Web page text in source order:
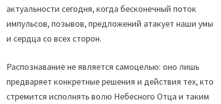
актуальности сегодня, когда бесконечный поток
импульсов, позывов, предложений атакует наши умы
и сердца со всех сторон.
Распознавание не является самоцелью: оно лишь
предваряет конкретные решения и действия тех, кто
стремится исполнять волю Небесного Отца и таким